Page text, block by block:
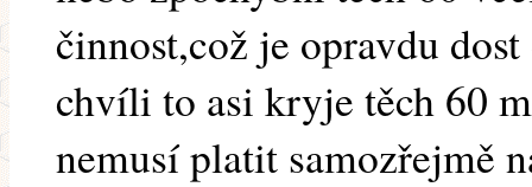
činnost,což je opravdu
chvíli to asi kryje těch 60
nemusí platit samozřejmě